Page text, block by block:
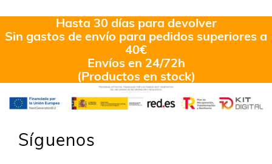
Hasta 30 días para devolver
Sin gastos de envío para pedidos superiores a
40€
Envíos en 24/72h
(Productos en stock)
Síguenos